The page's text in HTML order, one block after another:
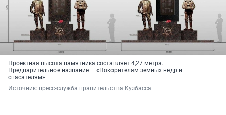
Проектная высота памятника составляет 4,27 метра.
Предварительное название — «Покорителям земных недр и
спасателям»
Источник: пресс-служба правительства Кузбасса